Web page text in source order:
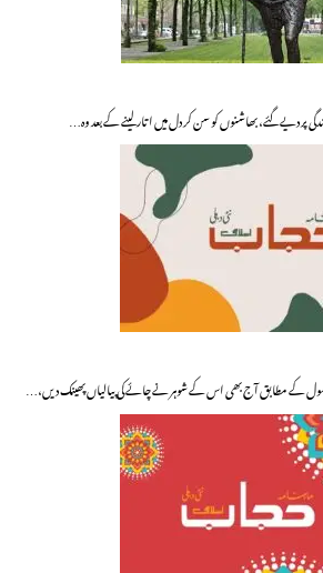
پر دیے گئے، بھاشنوں کو سن کر دل میں اتارلینے کے بعد وہ…
کے مطابق آج بھی اس کے شوہر نے چائے کی پیالیاں پھینک دیں،…